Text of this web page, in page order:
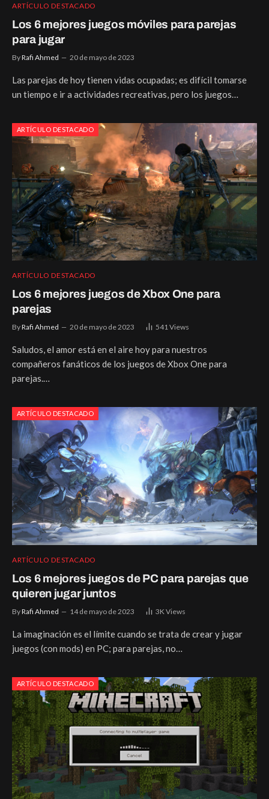
ARTÍCULO DESTACADO
Los 6 mejores juegos móviles para parejas
para jugar
ByRafi Ahmed 20 de mayo de 2023
Las parejas de hoy tienen vidas ocupadas; es difícil tomarse
un tiempo e ir a actividades recreativas, pero los juegos…
ARTÍCULO DESTACADO
ARTÍCULO DESTACADO
Los 6 mejores juegos de Xbox One para
parejas
ByRafi Ahmed 20 de mayo de 2023 541Views
Saludos, el amor está en el aire hoy para nuestros
compañeros fanáticos de los juegos de Xbox One para
parejas.…
ARTÍCULO DESTACADO
ARTÍCULO DESTACADO
Los 6 mejores juegos de PC para parejas que
quieren jugar juntos
ByRafi Ahmed 14 de mayo de 2023 3K Views
La imaginación es el límite cuando se trata de crear y jugar
juegos (con mods) en PC; para parejas, no…
ARTÍCULO DESTACADO